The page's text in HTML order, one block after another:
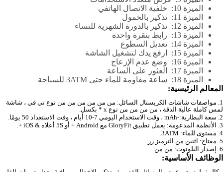
الميزة 10:
خلفية الاتصال الهاتفي
الميزة 11:
تذكير بالخمول
الميزة 12:
تذكير بالدورة الشهرية للنساء
الميزة 13:
رابط بنقرة واحدة
الميزة 14:
تعديل السطوع
الميزة 15:
ارفع يدك لتشغيل الشاشة
الميزة 16:
وضع عدم الإزعاج
الميزة 17:
العثور على الساعة
الميزة 18:
ساعة مقاومة للماء حتى 3ATM للسباحة
المعالم الرئيسية:
لمس كاملة عالية الدقة ، من من من من نوع x * بكسل.
2. سعة البطارية:-mAh ، وقت الاستخدام اليومي 7-10 أيام ، وقت الاستعداد 50 يومًا.
3. الأنظمة المدعومة: يعمل تطبيق GloryFit مع Android + أو 5S أعلاه & iOS +.
4. مستوى للماء: 3ATM.
5. مفتاح: اثنين من الترميز زر.
6. إصدار البلوتوث: من من
الوظائف الأساسية: